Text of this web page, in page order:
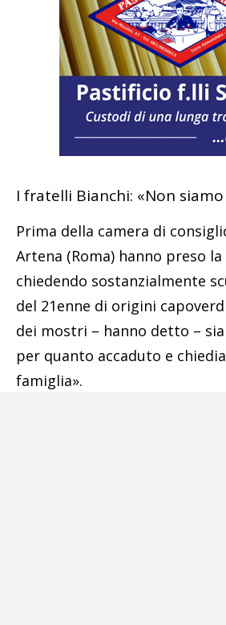
I fratelli Bianchi: «Non
Prima della camera di
Artena (Roma) hanno preso
chiedendo sostanzialmente
del 21enne di origini
dei mostri – hanno detto –
per quanto accaduto e
famiglia».